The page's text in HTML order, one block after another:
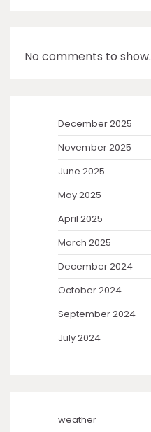
No comments to show.
December 2025
November 2025
June 2025
May 2025
April 2025
March 2025
December 2024
October 2024
September 2024
July 2024
weather